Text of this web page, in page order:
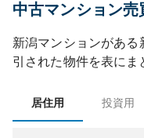
中古マンション売
新潟マンションがある
引された物件を表にま
居住用 投資用